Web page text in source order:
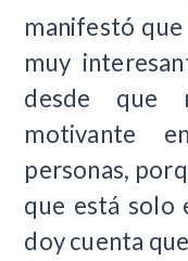
manifestó
muy
desde que
motivante
personas,
que está solo
doy cuenta